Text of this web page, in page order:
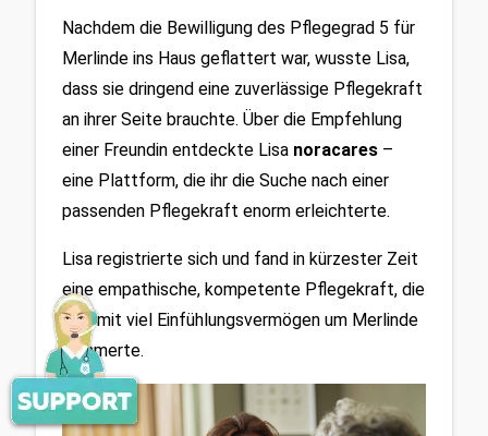
Nachdem die Bewilligung des Pflegegrad 5 für
Merlinde ins Haus geflattert war, wusste Lisa,
dass sie dringend eine zuverlässige Pflegekraft
an ihrer Seite brauchte. Über die Empfehlung
einer Freundin entdeckte Lisa noracares –
eine Plattform, die ihr die Suche nach einer
passenden Pflegekraft enorm erleichterte.
Lisa registrierte sich und fand in kürzester Zeit
eine empathische, kompetente Pflegekraft, die
sich mit viel Einfühlungsvermögen um Merlinde
kümmerte.